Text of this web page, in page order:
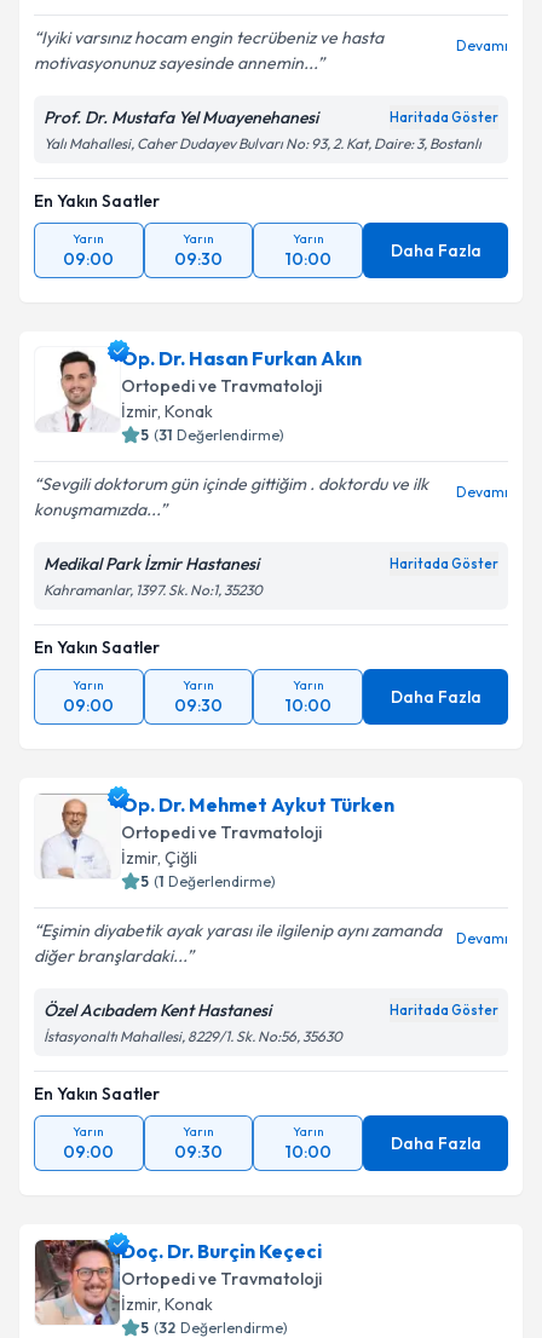
Iyiki varsınız hocam engin tecrübeniz ve hasta
motivasyonunuz sayesinde annemin...
Devamı
Prof. Dr. Mustafa Yel Muayenehanesi Haritada Göster
Yalı Mahallesi, Caher Dudayev Bulvarı No: 93, 2. Kat, Daire: 3, Bostanlı
En Yakın Saatler
Yarın
09:00
Yarın
09:30
Yarın
10:00 Daha Fazla
Op. Dr. Hasan Furkan Akın
Ortopedi ve Travmatoloji
İzmir, Konak
5 (31 Değerlendirme)
Sevgili doktorum gün içinde gittiğim . doktordu ve ilk
konuşmamızda...
Devamı
Medikal Park İzmir Hastanesi Haritada Göster
Kahramanlar, 1397. Sk. No:1, 35230
En Yakın Saatler
Yarın
09:00
Yarın
09:30
Yarın
10:00 Daha Fazla
Op. Dr. Mehmet Aykut Türken
Ortopedi ve Travmatoloji
İzmir, Çiğli
5 (1 Değerlendirme)
Eşimin diyabetik ayak yarası ile ilgilenip aynı zamanda
diğer branşlardaki...
Devamı
Özel Acıbadem Kent Hastanesi Haritada Göster
İstasyonaltı Mahallesi, 8229/1. Sk. No:56, 35630
En Yakın Saatler
Yarın
09:00
Yarın
09:30
Yarın
10:00 Daha Fazla
Doç. Dr. Burçin Keçeci
Ortopedi ve Travmatoloji
İzmir, Konak
5 (32 Değerlendirme)